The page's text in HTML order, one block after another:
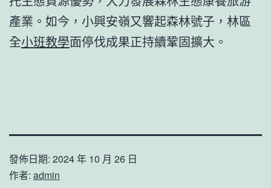
產業。如今，小興安嶺又響起森林號子，林區
全小班教學面停伐成果正持續鞏固擴大。
發佈日期: 2024 年 10 月 26 日
作者: admin